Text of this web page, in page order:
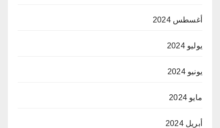
أغسطس 2024
يوليو 2024
يونيو 2024
مايو 2024
أبريل 2024